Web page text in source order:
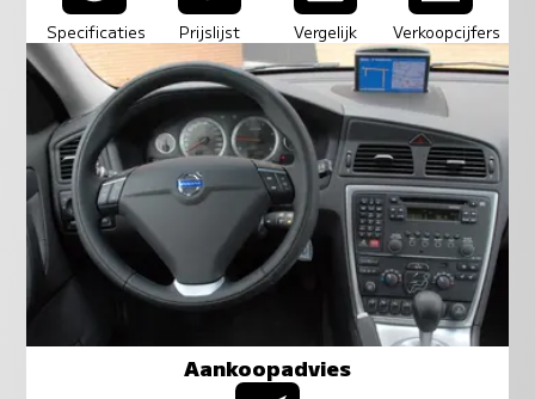
Specificaties Prijslijst Vergelijk Verkoopcijfers
Aankoopadvies